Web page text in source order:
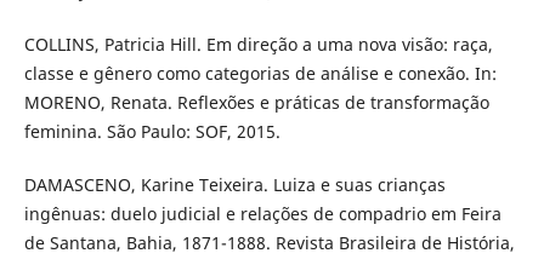
COLLINS, Patricia Hill. Em direção a uma nova visão: raça,
classe e gênero como categorias de análise e conexão. In:
MORENO, Renata. Reflexões e práticas de transformação
feminina. São Paulo: SOF, 2015.
DAMASCENO, Karine Teixeira. Luiza e suas crianças
ingênuas: duelo judicial e relações de compadrio em Feira
de Santana, Bahia, 1871-1888. Revista Brasileira de História,